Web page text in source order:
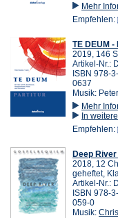
Mehr
Empfehlen:
TE DEUM
2019, 146
Artikel-Nr.:
ISBN 978-
0637
Musik:
Mehr
In
Empfehlen:
Deep
2018, 12
geheftet,
Artikel-Nr.:
ISBN 978-
059-0
Musik: